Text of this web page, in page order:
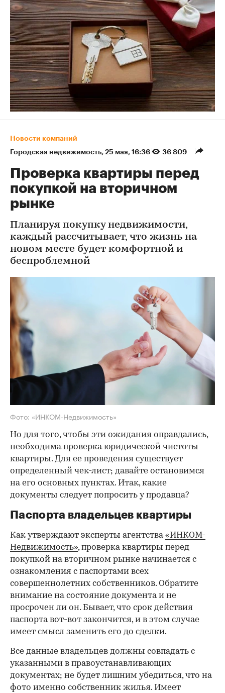
Новости компаний
Городская недвижимость⁠, 25 мая, 16:36 36 809
Проверка квартиры перед
покупкой на вторичном
рынке
Планируя покупку недвижимости,
каждый рассчитывает, что жизнь на
новом месте будет комфортной и
беспроблемной
Фото: «ИНКОМ-Недвижимость»
Но для того, чтобы эти ожидания оправдались,
необходима проверка юридической чистоты
квартиры. Для ее проведения существует
определенный чек-лист; давайте остановимся
на его основных пунктах. Итак, какие
документы следует попросить у продавца?
Паспорта владельцев квартиры
Как утверждают эксперты агентства«ИНКОМ-
Недвижимость», проверка квартиры перед
покупкой на вторичном рынке начинается с
ознакомления с паспортами всех
совершеннолетних собственников. Обратите
внимание на состояние документа и не
просрочен ли он. Бывает, что срок действия
паспорта вот-вот закончится, и в этом случае
имеет смысл заменить его до сделки.
Все данные владельцев должны совпадать с
указанными в правоустанавливающих
документах; не будет лишним убедиться, что на
фото именно собственник жилья. Имеет